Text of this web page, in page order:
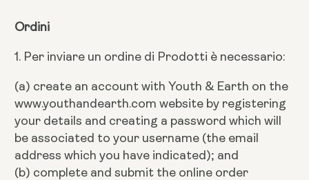
Ordini
1. Per inviare un ordine di Prodotti è necessario:
(a) create an account with Youth & Earth on the
www.youthandearth.com website by registering
your details and creating a password which will
be associated to your username (the email
address which you have indicated); and
(b) complete and submit the online order